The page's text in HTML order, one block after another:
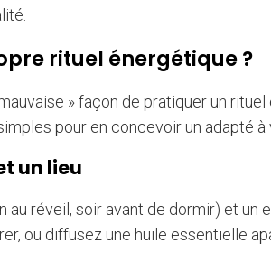
rituel énergétique ?
» façon de pratiquer un rituel
pour en concevoir un adapté à
un lieu
au réveil, soir avant de dormir) et un
ou diffusez une huile essentielle